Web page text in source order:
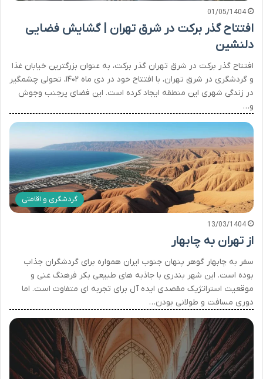
01/05/1404
افتتاح گذر برکت در شرق تهران | گشایش فضایی
دلنشین
افتتاح گذر برکت در شرق تهران گذر برکت، به عنوان بزرگترین خیابان غذا
و گردشگری در شرق تهران، با افتتاح خود در دی ماه ۱۴۰۲، تحولی چشمگیر
در زندگی شهری این منطقه ایجاد کرده است. این فضای پرجنب وجوش
و…
گردشگری و اقامتی
13/03/1404
از تهران به چابهار
سفر به چابهار گوهر پنهان جنوب ایران همواره برای گردشگران جذاب
بوده است. این شهر بندری با جاذبه های طبیعی بکر فرهنگ غنی و
موقعیت استراتژیک مقصدی ایده آل برای تجربه ای متفاوت است. اما
دوری مسافت و طولانی بودن…